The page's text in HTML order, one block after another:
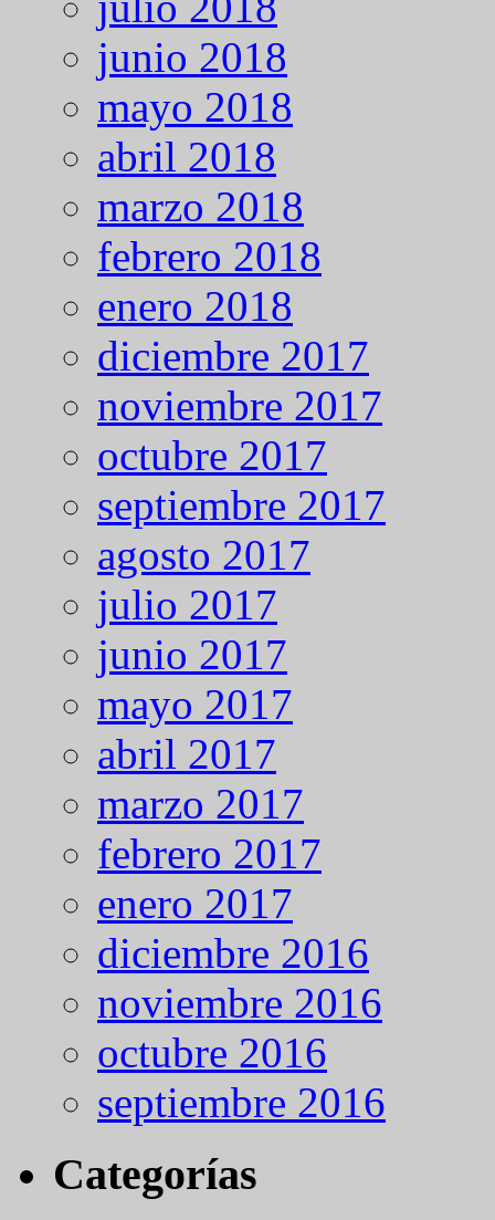
junio 2018
mayo 2018
abril 2018
marzo 2018
febrero 2018
enero 2018
diciembre 2017
noviembre 2017
octubre 2017
septiembre 2017
agosto 2017
julio 2017
junio 2017
mayo 2017
abril 2017
marzo 2017
febrero 2017
enero 2017
diciembre 2016
noviembre 2016
octubre 2016
septiembre 2016
Categorías